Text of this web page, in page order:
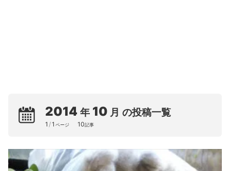
2014 年 10 月 の投稿一覧
1 /1 ページ 10記事